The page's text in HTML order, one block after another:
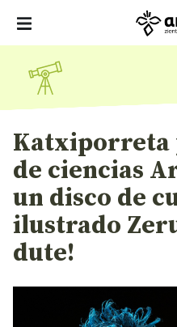
Katxiporreta
de ciencias
un disco de
ilustrado
dute!